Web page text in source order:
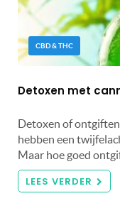
CBD & THC
Detoxen met
Detoxen of
hebben een
Maar hoe goed
LEES VERDER